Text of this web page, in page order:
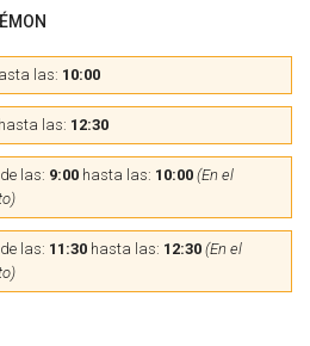
las: 10:00
hasta las: 12:30
las: 9:00 hasta las: 10:00 (En el
las: 11:30 hasta las: 12:30 (En el